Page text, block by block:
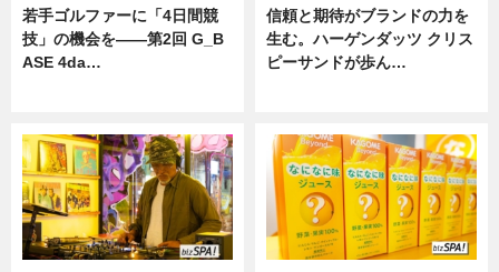
若手ゴルファーに「4日間競
技」の機会を——第2回 G_B
ASE 4da…
信頼と期待がブランドの力を
生む。ハーゲンダッツ クリス
ピーサンドが歩ん…